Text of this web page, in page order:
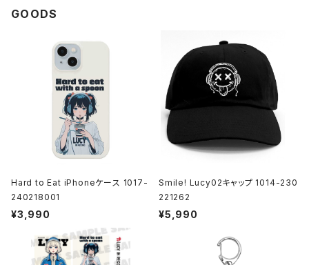
GOODS
Hard to Eat iPhoneケース 1017-
240218001
¥3,990
Smile! Lucy02キャップ 1014-230
221262
¥5,990